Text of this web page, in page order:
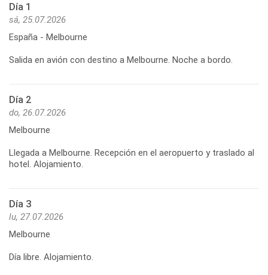
Día 1
sá, 25.07.2026
España - Melbourne
Salida en avión con destino a Melbourne. Noche a bordo.
Día 2
do, 26.07.2026
Melbourne
Llegada a Melbourne. Recepción en el aeropuerto y traslado al
hotel. Alojamiento.
Día 3
lu, 27.07.2026
Melbourne
Día libre. Alojamiento.